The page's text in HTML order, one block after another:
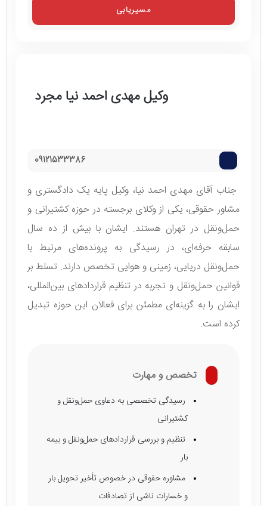
مسیریابی
وکیل مهدی احمد نیا مجرد
09121533386
جناب آقای مهدی احمد نیا، وکیل پایه یک دادگستری و
مشاور حقوقی، یکی از وکلای برجسته در حوزه کشتیرانی و
حمل‌ونقل در تهران هستند. ایشان با بیش از ده سال
سابقه حرفه‌ای، در رسیدگی به پرونده‌های مرتبط با
حمل‌ونقل دریایی، زمینی و هوایی تخصص دارند. تسلط بر
قوانین حمل‌ونقل و تجربه در تنظیم قراردادهای بین‌المللی،
ایشان را به گزینه‌ای مطمئن برای فعالان این حوزه تبدیل
کرده است.
تخصص و مهارت
رسیدگی تخصصی به دعاوی حمل‌ونقل و
کشتیرانی
تنظیم و بررسی قراردادهای حمل‌ونقل و بیمه
بار
مشاوره حقوقی در خصوص تأخیر تحویل بار
و خسارات ناشی از تصادفات